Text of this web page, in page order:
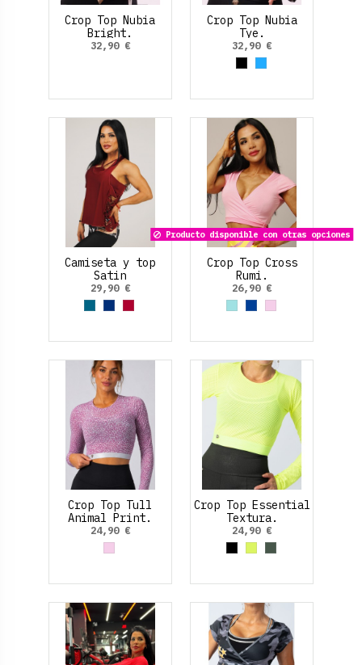
Crop Top Nubia
Bright.
32,90 €
Crop Top Nubia
Tye.
32,90 €
NegroAzul claro
Camiseta y top
Satin
29,90 €
Azul Turquesa
Azul Marino
Rojo Rubí
Producto disponible con otras opciones
Crop Top Cross
Rumi.
26,90 €
Azul cielo
Azul Cobalto
Rosa palo
Crop Top Tull
Animal Print.
24,90 €
Rosa palo
Crop Top Essential
Textura.
24,90 €
NegroAmarillo Neon
Verde Oliva